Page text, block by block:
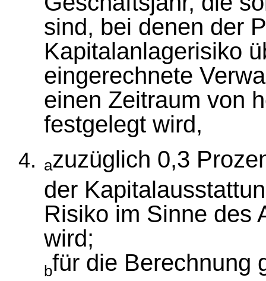
sind, bei denen der
Kapitalanlagerisiko
eingerechnete
einen Zeitraum von
festgelegt wird,
azuzüglich 0,3
der
Risiko im Sinne des
wird;
bfür die Berechnung